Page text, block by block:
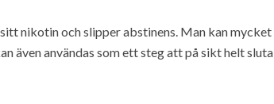
nikotin och slipper abstinens. Man kan mycket
även användas som ett steg att på sikt helt sluta